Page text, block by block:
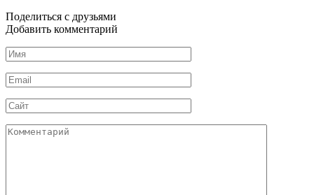
Поделиться с друзьями
Добавить комментарий
Имя
*
Email
*
Сайт
Комментарий